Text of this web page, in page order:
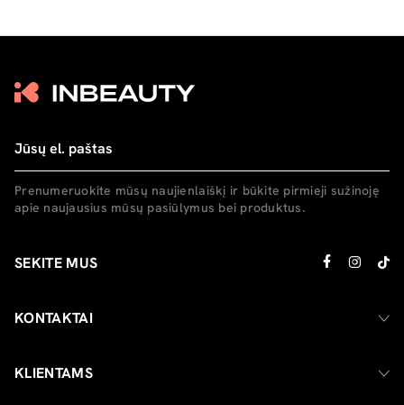
Prenumeruokite mūsų naujienlaiškį ir būkite pirmieji sužinoję
apie naujausius mūsų pasiūlymus bei produktus.
SEKITE MUS
KONTAKTAI
KLIENTAMS